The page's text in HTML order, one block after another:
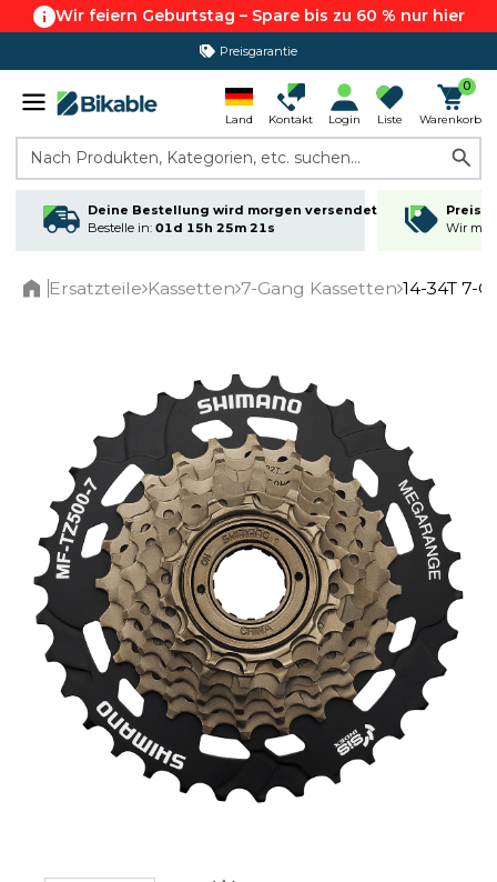
Wir feiern Geburtstag – Spare bis zu 60 % nur hier
Preisgarantie
Land Kontakt Login Liste
0
Warenkorb
Nach Produkten, Kategorien, etc. suchen...
Deine Bestellung wird morgen versendet
Bestelle in: 01d 15h 25m 20s
Wir
Ersatzteile Kassetten 7-Gang Kassetten 14-34T 7-